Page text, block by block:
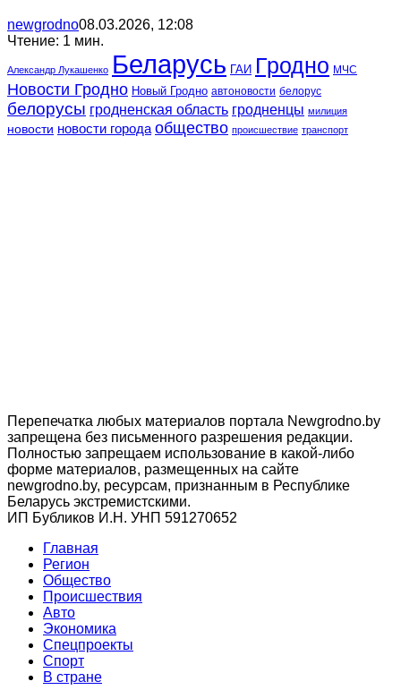
newgrodno08.03.2026, 12:08
Чтение: 1 мин.
Александр Лукашенко Беларусь ГАИ Гродно МЧС
Новости Гродно Новый Гродно автоновости белорус
белорусы гродненская область гродненцы милиция
новости новости города общество происшествие транспорт
Перепечатка любых материалов портала Newgrodno.by
запрещена без письменного разрешения редакции.
Полностью запрещаем использование в какой-либо
форме материалов, размещенных на сайте
newgrodno.by, ресурсам, признанным в Республике
Беларусь экстремистскими.
ИП Бубликов И.Н. УНП 591270652
Главная
Регион
Общество
Происшествия
Авто
Экономика
Спецпроекты
Cпорт
В стране